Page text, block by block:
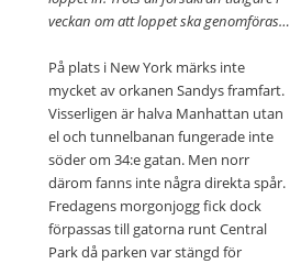
veckan om att loppet ska genomföras…
På plats i New York märks inte
mycket av orkanen Sandys framfart.
Visserligen är halva Manhattan utan
el och tunnelbanan fungerade inte
söder om 34:e gatan. Men norr
därom fanns inte några direkta spår.
Fredagens morgonjogg fick dock
förpassas till gatorna runt Central
Park då parken var stängd för